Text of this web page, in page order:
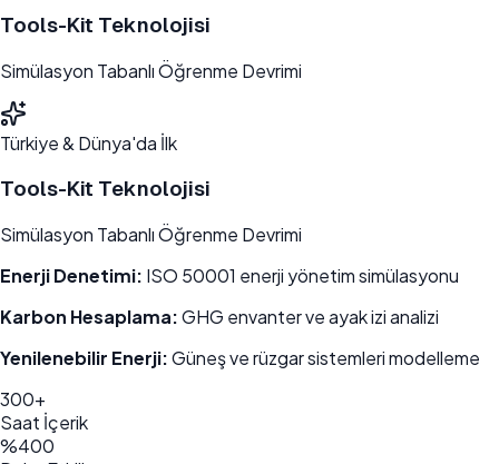
Tools-Kit Teknolojisi
Simülasyon Tabanlı Öğrenme Devrimi
Türkiye & Dünya'da İlk
Tools-Kit Teknolojisi
Simülasyon Tabanlı Öğrenme Devrimi
Enerji Denetimi: ISO 50001 enerji yönetim simülasyonu
Karbon Hesaplama:GHG envanter ve ayak izi analizi
Yenilenebilir Enerji:Güneş ve rüzgar sistemleri modelleme
300+
Saat İçerik
%400